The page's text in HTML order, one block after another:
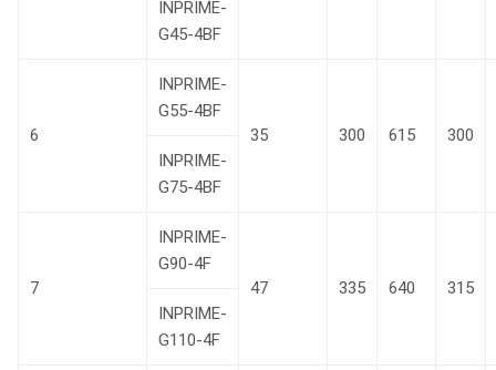
INPRIME-
G45-4BF
6
INPRIME-
G55-4BF
35
300 615
300
INPRIME-
G75-4BF
7
INPRIME-
G90-4F
47
335 640
315
INPRIME-
G110-4F